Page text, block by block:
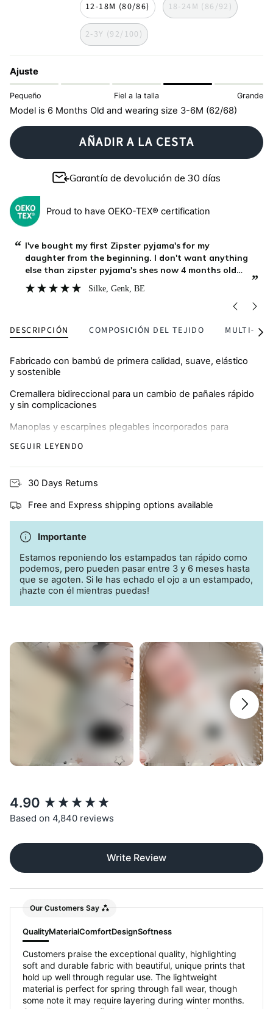
12-18M (80/86) 18-24M (86/92)
2-3Y (92/100)
Ajuste
Pequeño Fiel a la talla Grande
Model is 6 Months Old and wearing size 3-6M (62/68)
AÑADIR A LA CESTA
Garantía de devolución de 30 días
Proud to have OEKO-TEX® certification
“
”
Zipster is our favourite brand, for over an year our
baby boy is growing with their clothing, it is lasting
long, stays soft after as many washings as we do,
and my boy continue to enjoy it at home while
playing, outside on a walk or during bed time. We
Asya, Burgas, BG
DESCRIPCIÓN COMPOSICIÓN DEL TEJIDO MULTI- Ver
Fabricado con bambú de primera calidad, suave, elástico
y sostenible
Cremallera bidireccional para un cambio de pañales rápido
y sin complicaciones
Manoplas y escarpines plegables incorporados para
propensas a los eccemas
SEGUIR LEYENDO
30 Days Returns
Free and Express shipping options available
Importante
Estamos reponiendo los estampados tan rápido como
podemos, pero pueden pasar entre 3 y 6 meses hasta
que se agoten. Si le has echado el ojo a un estampado,
¡hazte con él mientras puedas!
4.90
Based on 4,840 reviews
Write Review
Our Customers Say
QualityMaterialComfortDesignSoftness
Customers praise the exceptional quality, highlighting
soft and durable fabric with beautiful, unique prints that
hold up well through regular use. The lightweight
material is perfect for spring through fall wear, though
some note it may require layering during winter months.
New content loaded